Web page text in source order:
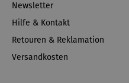
Newsletter
Hilfe & Kontakt
Retouren & Reklamation
Versandkosten